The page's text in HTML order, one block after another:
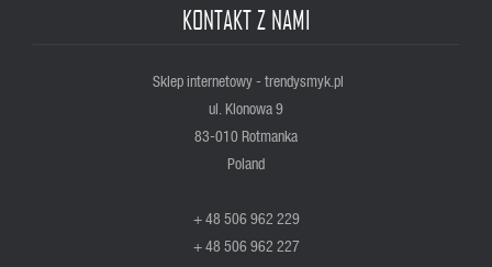
KONTAKT Z NAMI
Sklep internetowy - trendysmyk.pl
ul. Klonowa 9
83-010 Rotmanka
Poland
+ 48 506 962 229
+ 48 506 962 227